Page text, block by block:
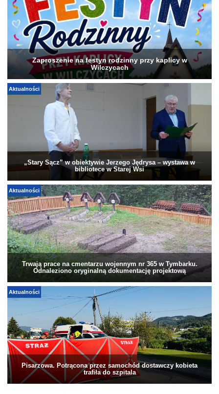
Zaproszenie na festyn rodzinny przy kaplicy w
Wilczycach
Aktualności
„Stary Sącz” w obiektywie Jerzego Jędrysa – wystawa w
bibliotece w Starej Wsi
Aktualności
Trwają prace na cmentarzu wojennym nr 365 w Tymbarku.
Odnaleziono oryginalną dokumentację projektową
Aktualności
Pisarzowa. Potrącona przez samochód dostawczy kobieta
trafiła do szpitala